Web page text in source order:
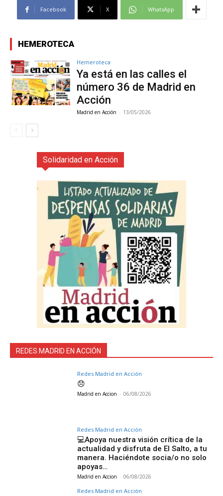
Facebook X WhatsApp
HEMEROTECA
Hemeroteca
Ya está en las calles el
número 36 de Madrid en
Acción
Madrid en Acción - 13/05/2026
Solidaridad en Acción
REDES MADRID EN ACCIÓN
Redes Madrid en Acción
😞
Madrid en Accion - 06/08/2026
Redes Madrid en Acción
💻Apoya nuestra visión crítica de la
actualidad y disfruta de El Salto, a tu
manera. Haciéndote socia/o no solo
apoyas…
Madrid en Accion - 06/08/2026
Redes Madrid en Acción